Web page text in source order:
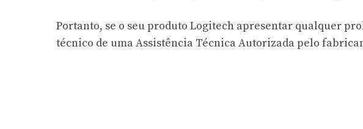
Portanto, se o seu produto Logitech apresentar qualquer
técnico de uma Assistência Técnica Autorizada pelo